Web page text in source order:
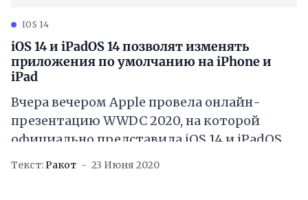
IOS 14
iOS 14 и iPadOS 14 позволят изменять
приложения по умолчанию на iPhone и
iPad
Вчера вечером Apple провела онлайн-
презентацию WWDC 2020, на которой
официально представила iOS 14 и iPadOS
14. Подробнее об этом вы можете почитать
Текст:Ракот 23 Июня 2020